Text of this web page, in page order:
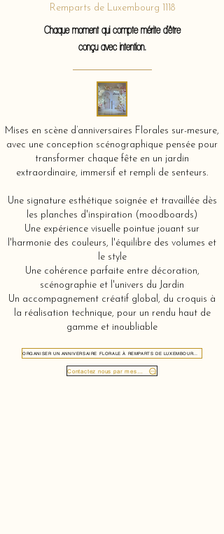
Remparts de Luxembourg 1118
Chaque moment qui compte mérite d'être
conçu avec intention.
Mises en scène d’anniversaires Florales sur-mesure,
avec une conception scénographique pensée pour
transformer chaque fête en un jardin
extraordinaire, immersif et rempli de senteurs.
Une signature esthétique soignée et travaillée dès
les planches d'inspiration (moodboards)
Une expérience visuelle pointue jouant sur
l'harmonie des couleurs, l'équilibre des volumes et
le style
Une cohérence parfaite entre décoration,
scénographie et l'univers du Jardin
Un accompagnement créatif global, du croquis à
la réalisation technique, pour un rendu haut de
gamme et inoubliable